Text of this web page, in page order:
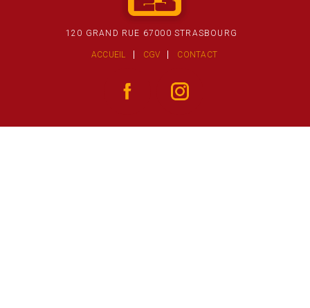
120 GRAND RUE 67000 STRASBOURG
ACCUEIL CGV CONTACT